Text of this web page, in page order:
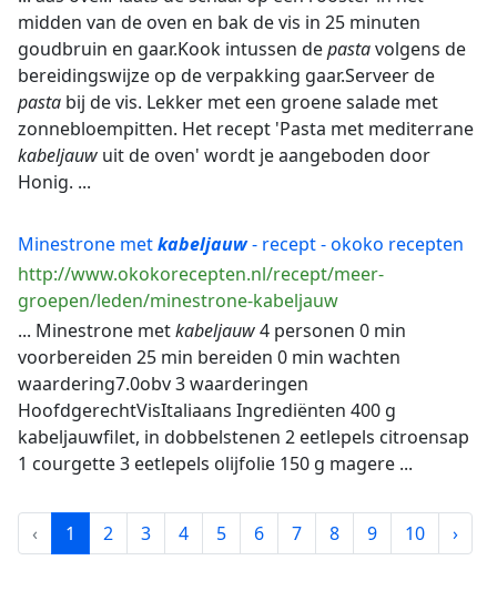
midden van de oven en bak de vis in 25 minuten
goudbruin en gaar.Kook intussen depastavolgens de
bereidingswijze op de verpakking gaar.Serveer de
pasta bij de vis. Lekker met een groene salade met
zonnebloempitten. Het recept 'Pasta met mediterrane
kabeljauw uit de oven' wordt je aangeboden door
Honig. ...
Minestrone metkabeljauw- recept - okoko recepten
http://www.okokorecepten.nl/recept/meer-
groepen/leden/minestrone-kabeljauw
... Minestrone metkabeljauw4 personen 0 min
voorbereiden 25 min bereiden 0 min wachten
waardering7.0obv 3 waarderingen
HoofdgerechtVisItaliaans Ingrediënten 400 g
kabeljauwfilet, in dobbelstenen 2 eetlepels citroensap
1 courgette 3 eetlepels olijfolie 150 g magere ...
‹ 1 2 3 4 5 6 7 8 9 10 ›